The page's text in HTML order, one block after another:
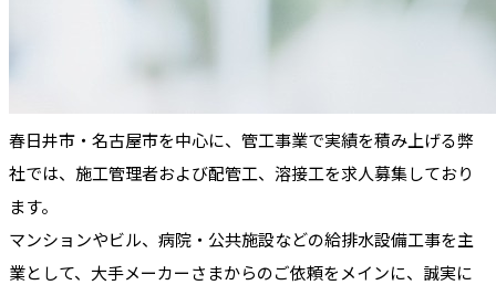
春日井市・名古屋市を中心に、管工事業で実績を積み上げる弊
社では、施工管理者および配管工、溶接工を求人募集しており
ます。
マンションやビル、病院・公共施設などの給排水設備工事を主
業として、大手メーカーさまからのご依頼をメインに、誠実に